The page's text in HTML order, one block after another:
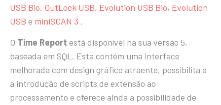
USB Bio, OutLock USB, Evolution USB Bio, Evolution
USB e miniSCAN 3 .
O Time Report está disponível na sua versão 5,
baseada em SQL. Esta contém uma interface
melhorada com design gráfico atraente, possibilita a
a introdução de scripts de extensão ao
processamento e oferece ainda a possibilidade de